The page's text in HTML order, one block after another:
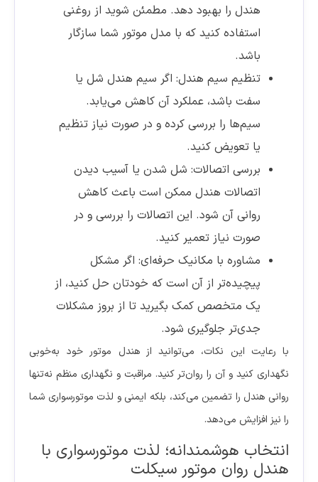
هندل را بهبود دهد. مطمئن شوید از روغنی
استفاده کنید که با مدل موتور شما سازگار
باشد.
تنظیم سیم هندل: اگر سیم هندل شل یا
سفت باشد، عملکرد آن کاهش می‌یابد.
سیم‌ها را بررسی کرده و در صورت نیاز تنظیم
یا تعویض کنید.
بررسی اتصالات: شل شدن یا آسیب دیدن
اتصالات هندل ممکن است باعث کاهش
روانی آن شود. این اتصالات را بررسی و در
صورت نیاز تعمیر کنید.
مشاوره با مکانیک حرفه‌ای: اگر مشکل
پیچیده‌تر از آن است که خودتان حل کنید، از
یک متخصص کمک بگیرید تا از بروز مشکلات
جدی‌تر جلوگیری شود.
با رعایت این نکات، می‌توانید از هندل موتور خود به‌خوبی
نگهداری کنید و آن را روان‌تر کنید. مراقبت و نگهداری منظم نه‌تنها
روانی هندل را تضمین می‌کند، بلکه ایمنی و لذت موتورسواری شما
را نیز افزایش می‌دهد.
انتخاب هوشمندانه؛ لذت موتورسواری با
هندل روان موتور سیکلت